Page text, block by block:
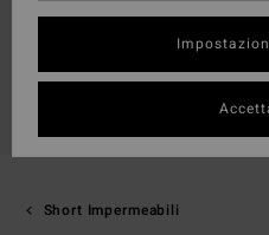
Short Impermeabili